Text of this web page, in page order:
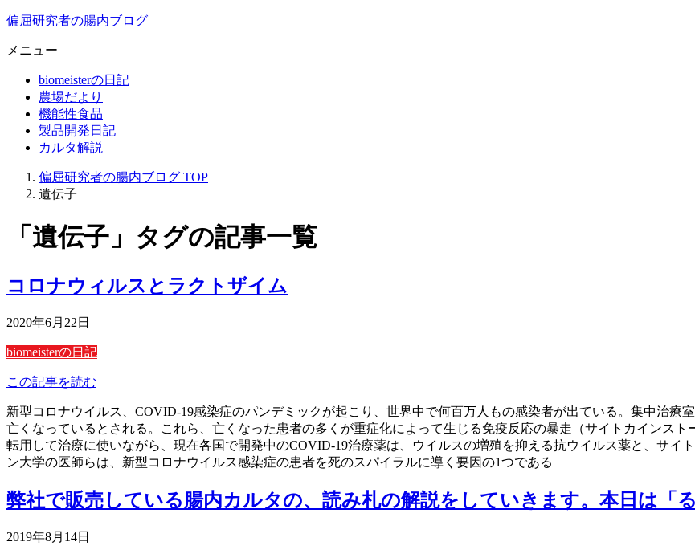
偏屈研究者の腸内ブログ
メニュー
biomeisterの日記
農場だより
機能性食品
製品開発日記
カルタ解説
偏屈研究者の腸内ブログ TOP
遺伝子
「遺伝子」タグの記事一覧
コロナウィルスとラクトザイム
2020年6月22日
biomeisterの日記
この記事を読む
新型コロナウイルス、COVID-19感染症のパンデミックが起こり、世界中で何百万人もの感染者が出ている。集中治療
亡くなっているとされる。これら、亡くなった患者の多くが重症化によって生じる免疫反応の暴走（サイトカインス
転用して治療に使いながら、現在各国で開発中のCOVID-19治療薬は、ウイルスの増殖を抑える抗ウイルス薬と、サイ
ン大学の医師らは、新型コロナウイルス感染症の患者を死のスパイラルに導く要因の1つである
弊社で販売している腸内カルタの、読み札の解説をしていきます。本日は「る
2019年8月14日